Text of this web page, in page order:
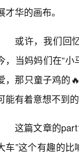
才华的画布。
或许，我们回
，当妈妈们在“
，那只童子鸡的
能有着意想不到
这篇文章的
车”这个有趣的